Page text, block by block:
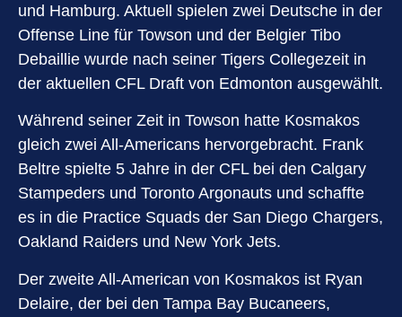
und Hamburg. Aktuell spielen zwei Deutsche in der
Offense Line für Towson und der Belgier Tibo
Debaillie wurde nach seiner Tigers Collegezeit in
der aktuellen CFL Draft von Edmonton ausgewählt.
Während seiner Zeit in Towson hatte Kosmakos
gleich zwei All-Americans hervorgebracht. Frank
Beltre spielte 5 Jahre in der CFL bei den Calgary
Stampeders und Toronto Argonauts und schaffte
es in die Practice Squads der San Diego Chargers,
Oakland Raiders und New York Jets.
Der zweite All-American von Kosmakos ist Ryan
Delaire, der bei den Tampa Bay Bucaneers,